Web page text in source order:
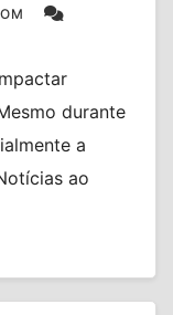
durante
a
ao